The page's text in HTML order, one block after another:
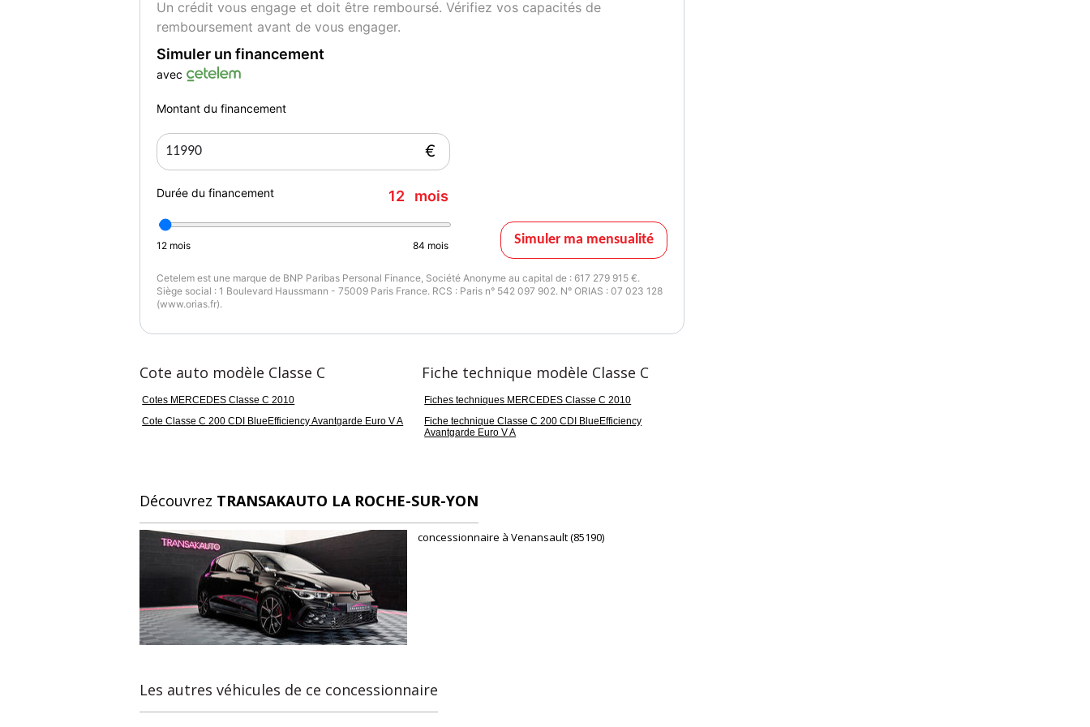
Un crédit vous engage et doit être remboursé. Vérifiez vos capacités de
remboursement avant de vous engager.
Simuler un financement
avec
Montant du financement
€
Durée du financement 12 mois
12 mois 84 mois Simuler ma mensualité
Cetelem est une marque de BNP Paribas Personal Finance, Société Anonyme au capital de : 617 279 915 €.
Siège social : 1 Boulevard Haussmann - 75009 Paris France. RCS : Paris n° 542 097 902. N° ORIAS : 07 023 128
(www.orias.fr).
Cote auto modèle Classe C
Cotes MERCEDES Classe C 2010
Cote Classe C 200 CDI BlueEfficiency Avantgarde Euro V A
Fiche technique modèle Classe C
Fiches techniques MERCEDES Classe C 2010
Fiche technique Classe C 200 CDI BlueEfficiency
Avantgarde Euro V A
Découvrez TRANSAKAUTO LA ROCHE-SUR-YON
concessionnaire à Venansault (85190)
Les autres véhicules de ce concessionnaire